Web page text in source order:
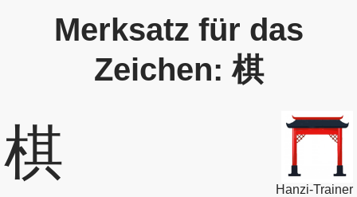
Merksatz für das
Zeichen: 棋
棋
Hanzi-Trainer